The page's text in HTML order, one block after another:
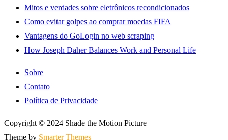
Mitos e verdades sobre eletrônicos recondicionados
Como evitar golpes ao comprar moedas FIFA
Vantagens do GoLogin no web scraping
How Joseph Daher Balances Work and Personal Life
Sobre
Contato
Política de Privacidade
Copyright © 2024 Shade the Motion Picture
Theme by Smarter Themes